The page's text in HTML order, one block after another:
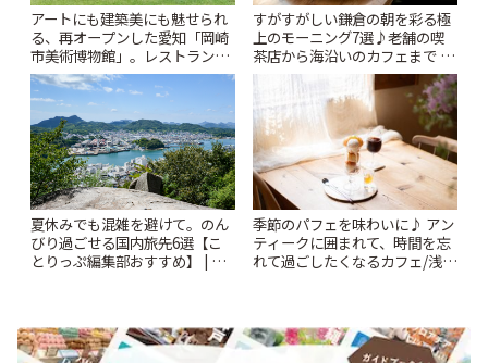
アートにも建築美にも魅せられ
る、再オープンした愛知「岡崎
市美術博物館」。レストランや
ショップも充実 | ことりっぷ
すがすがしい鎌倉の朝を彩る極
上のモーニング7選♪老舗の喫
茶店から海沿いのカフェまで |
ことりっぷ
夏休みでも混雑を避けて。のん
びり過ごせる国内旅先6選【こ
とりっぷ編集部おすすめ】 | こ
季節のパフェを味わいに♪ アン
ティークに囲まれて、時間を忘
れて過ごしたくなるカフェ/浅草